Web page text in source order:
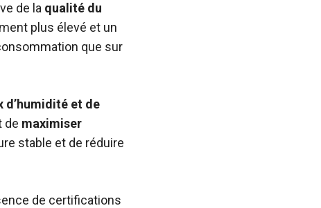
de la qualité du
plus élevé et un
que sur
d’humidité et de
de maximiser
stable et de réduire
de certifications